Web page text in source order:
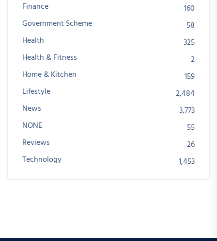
Finance
160
Government Scheme
58
Health
325
Health & Fitness
2
Home & Kitchen
159
Lifestyle
2,484
News
3,773
NONE
55
Reviews
26
Technology
1,453